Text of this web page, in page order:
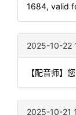
1684, valid
2025-10-22
【配音师】
2025-10-21